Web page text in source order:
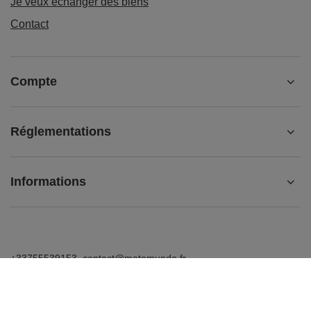
Contact
Compte
Réglementations
Informations
+33755539153 contact@matemundo.fr